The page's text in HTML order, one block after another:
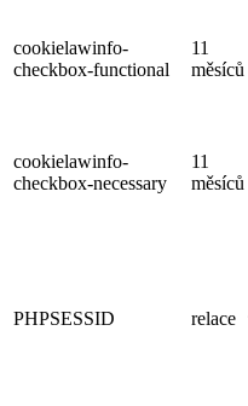
cookielawinfo-
checkbox-functional
11
měsíců
cookielawinfo-
checkbox-necessary
11
měsíců
PHPSESSID relace